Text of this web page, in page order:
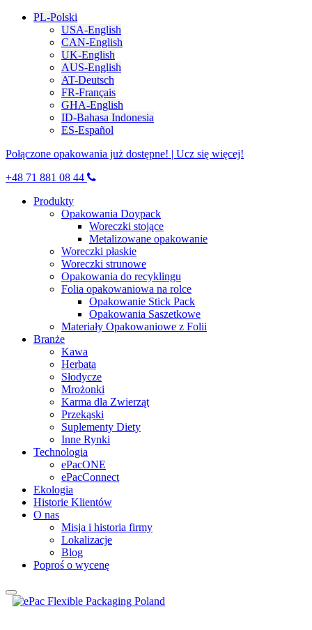
PL-Polski
USA-English
CAN-English
UK-English
AUS-English
AT-Deutsch
FR-Français
GHA-English
ID-Bahasa Indonesia
ES-Español
Połączone opakowania już dostępne! | Ucz się więcej!
+48 71 881 08 44
Produkty
Opakowania Doypack
Woreczki stojące
Metalizowane opakowanie
Woreczki płaskie
Woreczki strunowe
Opakowania do recyklingu
Folia opakowaniowa na rolce
Opakowanie Stick Pack
Opakowania Saszetkowe
Materiały Opakowaniowe z Folii
Branże
Kawa
Herbata
Słodycze
Mrożonki
Karma dla Zwierząt
Przekąski
Suplementy Diety
Inne Rynki
Technologia
ePacONE
ePacConnect
Ekologia
Historie Klientów
O nas
Misja i historia firmy
Lokalizacje
Blog
Poproś o wycenę